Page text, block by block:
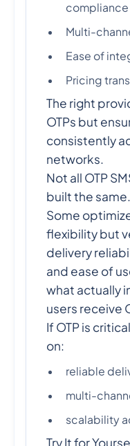
compliance
Multi-
Ease of
Pricing
The right
OTPs but
consistently
networks.
Not all OTP
built the same.
Some
flexibility but
delivery
and ease of
what actually
users receive
If OTP is
on:
reliable
multi-
scalability
Try It for